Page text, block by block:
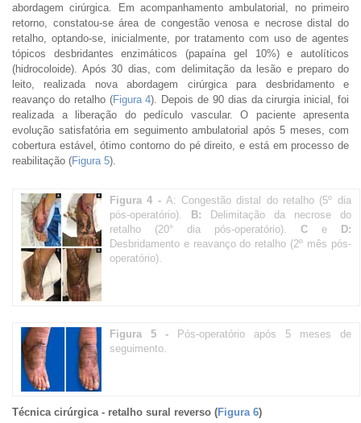
abordagem cirúrgica. Em acompanhamento ambulatorial, no primeiro
retorno, constatou-se área de congestão venosa e necrose distal do
retalho, optando-se, inicialmente, por tratamento com uso de agentes
tópicos desbridantes enzimáticos (papaína gel 10%) e autolíticos
(hidrocoloide). Após 30 dias, com delimitação da lesão e preparo do
leito, realizada nova abordagem cirúrgica para desbridamento e
reavanço do retalho (Figura 4). Depois de 90 dias da cirurgia inicial, foi
realizada a liberação do pedículo vascular. O paciente apresenta
evolução satisfatória em seguimento ambulatorial após 5 meses, com
cobertura estável, ótimo contorno do pé direito, e está em processo de
reabilitação (Figura 5).
Figura 4 - A: Congestão distal do retalho (5º dia
pós-operatório).
B: Delimitação da necrose do
retalho (20° dia pós-operatório). Ce
D:
Desbridamento e reavanço do retalho (2º mês pós-
operatório).
Figura 5 -
Pós-operatório após 5 meses de
seguimento.
Técnica cirúrgica - retalho sural reverso (Figura 6)